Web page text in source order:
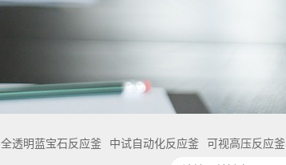
全透明蓝宝石反应釜 中试自动化反应釜 可视高压反应釜